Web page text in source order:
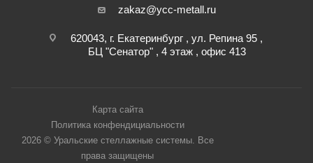
zakaz@ycc-metall.ru
620043, г. Екатеринбург , ул. Репина 95 ,
БЦ "Сенатор" , 4 этаж , офис 413
Карта сайта
Политика конфендициальности
2026 © Уральские стеллажные системы. Все
права защищены